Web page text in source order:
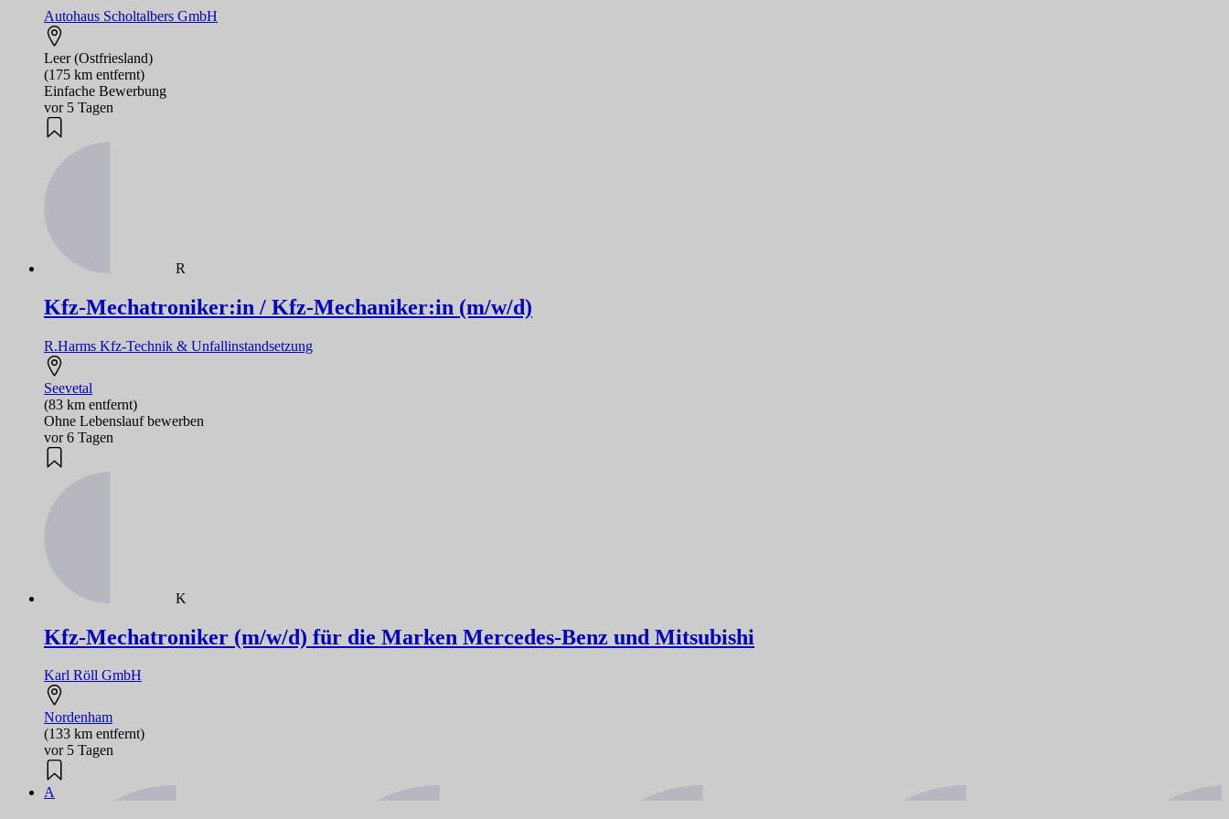
Autohaus Scholtalbers GmbH
Leer (Ostfriesland)
(175 km entfernt)
Einfache Bewerbung
vor 5 Tagen
R
Kfz-Mechatroniker:in / Kfz-Mechaniker:in (m/w/d)
R.Harms Kfz-Technik & Unfallinstandsetzung
Seevetal
(83 km entfernt)
Ohne Lebenslauf bewerben
vor 6 Tagen
K
Kfz-Mechatroniker (m/w/d) für die Marken Mercedes-Benz und Mitsubishi
Karl Röll GmbH
Nordenham
(133 km entfernt)
vor 5 Tagen
A